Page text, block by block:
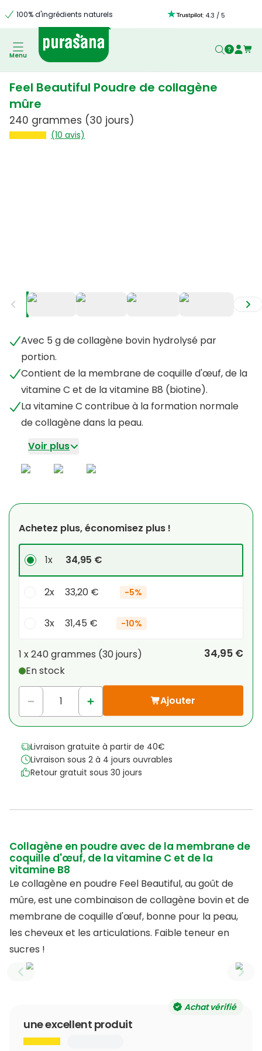
100% d'ingrédients naturels : 4.3 /5
Menu
Feel Beautiful Poudre de collagène
mûre
240 grammes (30 jours)
(10 avis)
Avec 5 g de collagène bovin hydrolysé par
portion.
Contient de la membrane de coquille d'œuf, de la
vitamine C et de la vitamine B8 (biotine).
La vitamine C contribue à la formation normale
de collagène dans la peau.
Voir plus
Achetez plus, économisez plus !
1x 34,95 €
2x 33,20 € -5%
3x 31,45 € -10%
Votre remise personnelle
1x 0,00 €
1 x240 grammes (30jours)
En stock
34,95 €
Ajouter
Livraison gratuite à partir de 40€
Livraison sous 2 à 4 jours ouvrables
Retour gratuit sous 30 jours
Collagène en poudre avec de la membrane de
coquille d'œuf, de la vitamine C et de la
vitamine B8
Le collagène en poudre Feel Beautiful, au goût de
mûre, est une combinaison de collagène bovin et de
membrane de coquille d'œuf, bonne pour la peau,
les cheveux et les articulations. Faible teneur en
sucres !
Previous slide
Achat vérifié
une excellent produit